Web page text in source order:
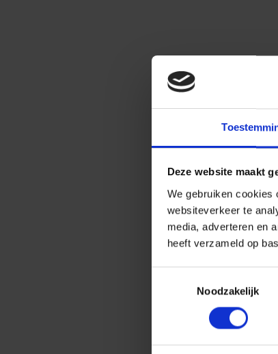
Deze website maakt
We gebruiken cookies
websiteverkeer te
media, adverteren en
heeft verzameld op
Noodzakelijk